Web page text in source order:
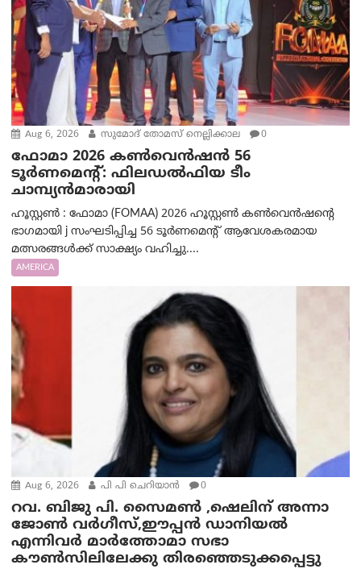
Aug 6, 2026 സുമോദ് തോമസ് നെല്ലിക്കാല 0
ഫോമാ 2026 കൺവെൻഷൻ 56
ടൂർണമെന്റ്: ഫിലഡൽഫിയ ടീം
ചാമ്പ്യൻമാരായി
ഹൂസ്റ്റൺ : ഫോമാ (FOMAA) 2026 ഹൂസ്റ്റൺ കൺവെൻഷന്റെ
ഭാഗമായി j സംഘടിപ്പിച്ച 56 ടൂർണമെന്റ് ആവേശകരമായ
മത്സരങ്ങൾക്ക് സാക്ഷ്യം വഹിച്ചു....
AMERICA
Aug 6, 2026 പി പി ചെറിയാൻ 0
റവ. ബിജു പി. സൈമൺ ,ഷെലിന് അന്നാ
ജോൺ വർഗീസ്,ഈപ്പൻ ഡാനിയൽ
എന്നിവർ മാർത്തോമാ സഭാ
കൗൺസിലിലേക്കു തിരഞ്ഞെടുക്കപ്പെട്ടു